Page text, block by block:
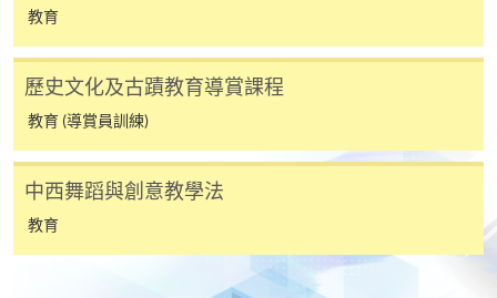
除特殊情況(例如課程因報名人數不足而被取消)及
法例規定外，一切已繳費用，概不退還。
如須甄選入學，則正式收據並不可作為 閣下已獲
取錄的證明。學院將在截止報名日期後儘快通知申
請者是否獲取錄。落選的申請人將獲退還已繳交的
學費。
教育
歷史文化及古蹟教育導賞課程
教育 (導賞員訓練)
中西舞蹈與創意教學法
教育